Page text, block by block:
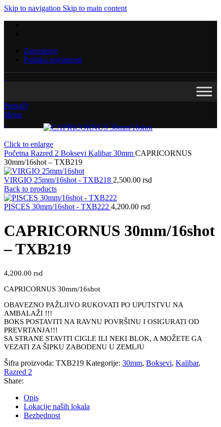
Skip to navigation Skip to main content
Zaposlenje
Politika privatnosti
Pretraži
Menu
Click to enlarge
Početna Razred 2 Boksevi Kalibar30mm CAPRICORNUS
30mm/16shot – TXB219
VIRGIO 25mm/16shot - TXB218 2,500.00 rsd
Back to products
PISCES 30mm/16shot - TXB222 4,200.00 rsd
CAPRICORNUS 30mm/16shot
– TXB219
4,200.00 rsd
CAPRICORNUS 30mm/16shot
OBAVEZNO PAŽLJIVO RUKOVATI PO UPUTSTVU NA
AMBALAŽI !!!
BOKS POSTAVITI NA RAVNU POVRŠINU I OSIGURATI OD
PREVRTANJA!!!
SA STRANE STAVITI CIGLE ILI NEKI BLOK, A MOŽETE GA
VEZATI ZA ŠIPKU ZABODENU U ZEMLJU
Šifra proizvoda: TXB219 Kategorije: 30mm, Boksevi, Kalibar,
Razred 2
Share:
Opis
Lokacije naših lokala
Bezbednost